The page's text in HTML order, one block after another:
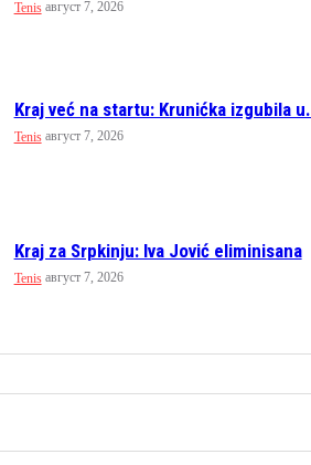
Tenis август 7, 2026
Kraj već na startu: Krunićka izgubila
Tenis август 7, 2026
Kraj za Srpkinju: Iva Jović eliminisana
Tenis август 7, 2026